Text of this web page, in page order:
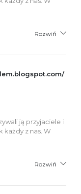
Rozwiń
ją przyjaciele i
każdy z nas. W
Rozwiń